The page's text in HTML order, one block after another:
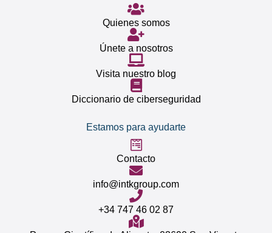
Quienes somos
Únete a nosotros
Visita nuestro blog
Diccionario de ciberseguridad
Estamos para ayudarte
Contacto
info@intkgroup.com
+34 747 46 02 87